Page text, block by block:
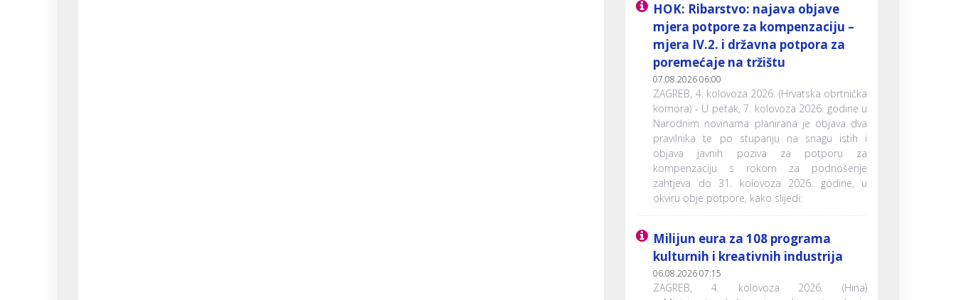
HOK: Ribarstvo: najava objave
mjera potpore za kompenzaciju –
mjera IV.2. i državna potpora za
poremećaje na tržištu
07.08.2026 06:00
ZAGREB, 4. kolovoza 2026. (Hrvatska obrtnička
komora) - U petak, 7. kolovoza 2026. godine u
Narodnim novinama planirana je objava dva
pravilnika te po stupanju na snagu istih i
objava javnih poziva za potporu za
kompenzaciju s rokom za podnošenje
zahtjeva do 31. kolovoza 2026. godine, u
okviru obje potpore, kako slijedi:
Milijun eura za 108 programa
kulturnih i kreativnih industrija
06.08.2026 07:15
ZAGREB, 4. kolovoza 2026. (Hina)